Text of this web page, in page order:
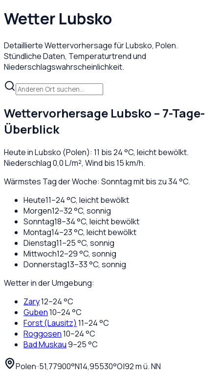
Wetter Lubsko
Detaillierte Wettervorhersage fürLubsko, Polen.
Stündliche Daten, Temperaturtrend und
Niederschlagswahrscheinlichkeit.
Wettervorhersage Lubsko – 7-Tage-
Überblick
Heute inLubsko (Polen): 11 bis24°C, leicht bewölkt.
Niederschlag0,0L/m², Wind bis15km/h.
Wärmstes Tag der Woche: Sonntag mit bis zu 34 °C.
Heute11–24°C, leicht bewölkt
Morgen12–32°C, sonnig
Sonntag18–34°C, leicht bewölkt
Montag14–23°C, leicht bewölkt
Dienstag11–25°C, sonnig
Mittwoch12–29°C, sonnig
Donnerstag13–33°C, sonnig
Wetter in der Umgebung:
Zary12–24°C
Guben10–24°C
Forst (Lausitz) 11–24°C
Roggosen10–24°C
Bad Muskau9–25°C
Polen··51,77900°N14,95530°O|92m ü. NN